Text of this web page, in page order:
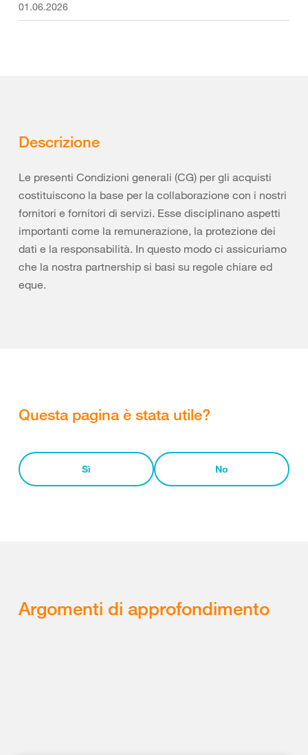
01.06.2026
Descrizione
Le presenti Condizioni generali (CG) per gli acquisti
costituiscono la base per la collaborazione con i nostri
fornitori e fornitori di servizi. Esse disciplinano aspetti
importanti come la remunerazione, la protezione dei
dati e la responsabilità. In questo modo ci assicuriamo
che la nostra partnership si basi su regole chiare ed
eque.
Questa pagina è stata utile?
Sì No
Argomenti di approfondimento